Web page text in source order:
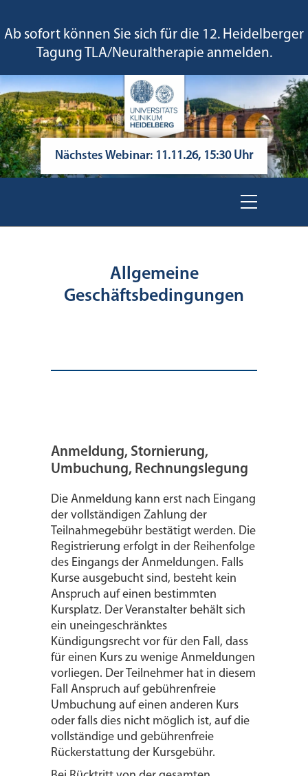
Ab sofort können Sie sich für die 12. Heidelberger
Tagung TLA/Neuraltherapie anmelden.
Nächstes Webinar: 11.11.26, 15:30 Uhr
Allgemeine
Geschäftsbedingungen
Anmeldung, Stornierung,
Umbuchung, Rechnungslegung
Die Anmeldung kann erst nach Eingang
der vollständigen Zahlung der
Teilnahmegebühr bestätigt werden. Die
Registrierung erfolgt in der Reihenfolge
des Eingangs der Anmeldungen. Falls
Kurse ausgebucht sind, besteht kein
Anspruch auf einen bestimmten
Kursplatz. Der Veranstalter behält sich
ein uneingeschränktes
Kündigungsrecht vor für den Fall, dass
für einen Kurs zu wenige Anmeldungen
vorliegen. Der Teilnehmer hat in diesem
Fall Anspruch auf gebührenfreie
Umbuchung auf einen anderen Kurs
oder falls dies nicht möglich ist, auf die
vollständige und gebührenfreie
Rückerstattung der Kursgebühr.